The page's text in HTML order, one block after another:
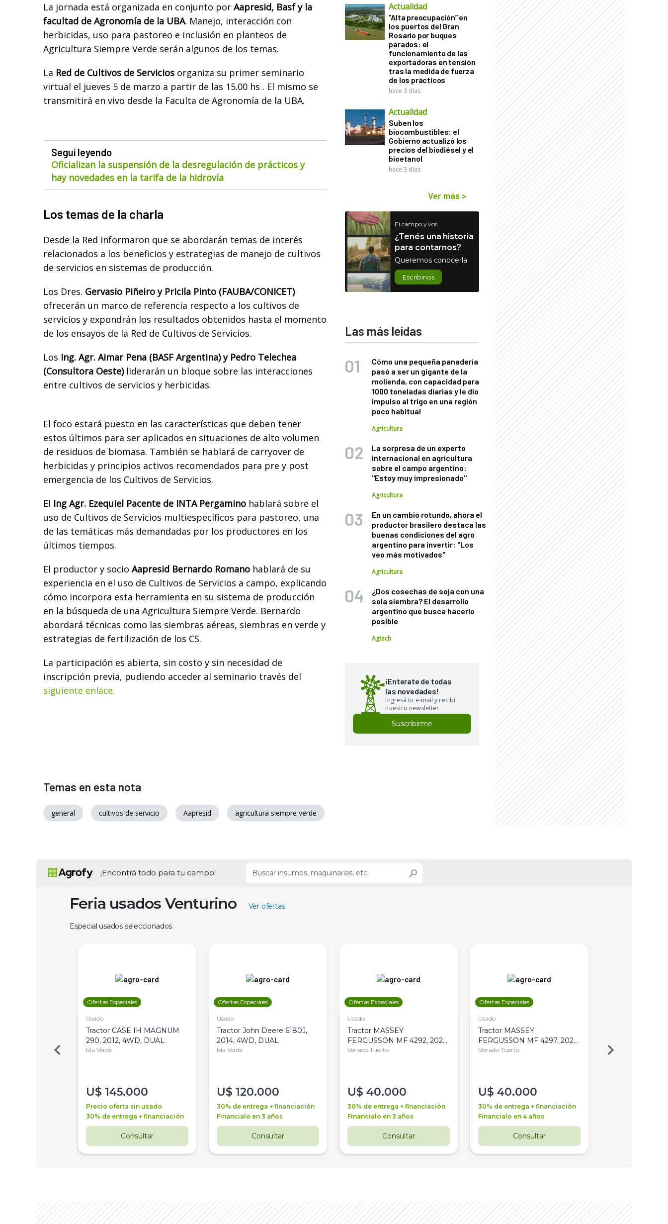
La jornada está organizada en conjunto por Aapresid, Basf y la
facultad de Agronomía de la UBA. Manejo, interacción con
herbicidas, uso para pastoreo e inclusión en planteos de
Agricultura Siempre Verde serán algunos de los temas.
La Red de Cultivos de Servicios organiza su primer seminario
virtual el jueves 5 de marzo a partir de las 15.00 hs . El mismo se
transmitirá en vivo desde la Faculta de Agronomía de la UBA.
Seguí leyendo
Oficializan la suspensión de la desregulación de prácticos y
hay novedades en la tarifa de la hidrovía
Los temas de la charla
Desde la Red informaron que se abordarán temas de interés
relacionados a los beneficios y estrategias de manejo de cultivos
de servicios en sistemas de producción.
Los Dres. Gervasio Piñeiro y Pricila Pinto (FAUBA/CONICET)
ofrecerán un marco de referencia respecto a los cultivos de
servicios y expondrán los resultados obtenidos hasta el momento
de los ensayos de la Red de Cultivos de Servicios.
Los Ing. Agr. Aimar Pena (BASF Argentina) y Pedro Telechea
(Consultora Oeste)liderarán un bloque sobre las interacciones
entre cultivos de servicios y herbicidas.
El foco estará puesto en las características que deben tener
estos últimos para ser aplicados en situaciones de alto volumen
de residuos de biomasa. También se hablará de carryover de
herbicidas y principios activos recomendados para pre y post
emergencia de los Cultivos de Servicios.
El Ing Agr. Ezequiel Pacente de INTA Pergamino hablará sobre el
uso de Cultivos de Servicios multiespecíficos para pastoreo, una
de las temáticas más demandadas por los productores en los
últimos tiempos.
El productor y socio Aapresid Bernardo Romano hablará de su
experiencia en el uso de Cultivos de Servicios a campo, explicando
cómo incorpora esta herramienta en su sistema de producción
en la búsqueda de una Agricultura Siempre Verde. Bernardo
abordará técnicas como las siembras aéreas, siembras en verde y
estrategias de fertilización de los CS.
La participación es abierta, sin costo y sin necesidad de
inscripción previa, pudiendo acceder al seminario través del
siguiente enlace.
Actualidad
“Alta preocupación” en
los puertos del Gran
Rosario por buques
parados: el
funcionamiento de las
exportadoras en tensión
tras la medida de fuerza
de los prácticos
hace 3 días
Actualidad
Suben los
biocombustibles: el
Gobierno actualizó los
precios del biodiésel y el
bioetanol
hace 3 días
Ver más >
El campo y vos
¿Tenés una historia
para contarnos?
Queremos conocerla
Escribinos
Las más leídas
Cómo una pequeña panadería
pasó a ser un gigante de la
molienda, con capacidad para
1000 toneladas diarias y le dio
impulso al trigo en una región
poco habitual
Agricultura
La sorpresa de un experto
internacional en agricultura
sobre el campo argentino:
"Estoy muy impresionado"
Agricultura
En un cambio rotundo, ahora el
productor brasilero destaca las
buenas condiciones del agro
argentino para invertir: "Los
veo más motivados"
Agricultura
¿Dos cosechas de soja con una
sola siembra? El desarrollo
argentino que busca hacerlo
posible
Agtech
¡Enterate de todas
las novedades!
Ingresá tu e-mail y recibí
nuestro newsletter
Suscribirme
Temas en esta nota
general cultivos de servicio Aapresid agricultura siempre verde
¡Encontrá todo para tu campo!
Feria usados Venturino Ver ofertas
Especial usados seleccionados
Ofertas Especiales
Usado
Tractor CASE IH MAGNUM
290, 2012, 4WD, DUAL
Isla Verde
U$ 145.000
Precio oferta sin usado
30% de entrega + financiación
Consultar
Ofertas Especiales
Usado
Tractor John Deere 6180J,
2014, 4WD, DUAL
Isla Verde
U$ 120.000
30% de entrega + financiación
Financialo en 3 años
Consultar
Ofertas Especiales
Usado
Tractor MASSEY
FERGUSSON MF 4292, 2020,
4WD, PATON
Venado Tuerto
U$ 40.000
30% de entrega + financiación
Financialo en 3 años
Consultar
Ofertas Especiales
Usado
Tractor MASSEY
FERGUSSON MF 4297, 2020,
4WD, PATON
Venado Tuerto
U$ 40.000
30% de entrega + financiación
Financialo en 4 años
Consultar
Venado Tuerto